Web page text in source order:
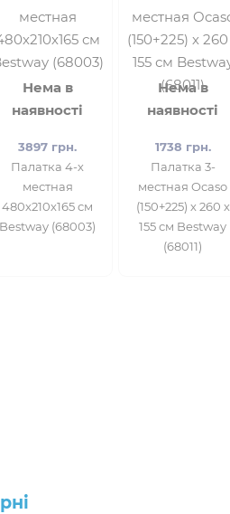
Нема в
наявності
3897 грн.
Палатка 4-х
местная
480х210х165 см
Bestway (68003)
Нема в
наявності
1738 грн.
Палатка 3-
местная Ocaso
(150+225) х 260 х
155 см Bestway
(68011)